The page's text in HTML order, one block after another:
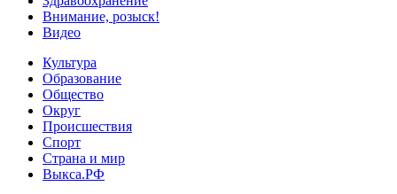
Внимание, розыск!
Видео
Культура
Образование
Общество
Округ
Происшествия
Спорт
Страна и мир
Выкса.РФ